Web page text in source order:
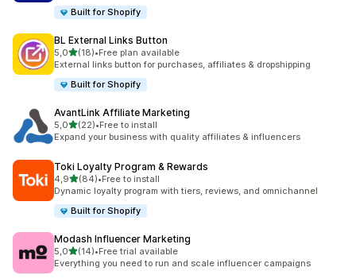
Built for Shopify
BL External Links Button
5,05 yıldız üzerinden
(18)
toplam 18 değerlendirme
•Free plan available
External links button for purchases, affiliates & dropshipping
Built for Shopify
AvantLink Affiliate Marketing
5,05 yıldız üzerinden
(22)
toplam 22 değerlendirme
•Free to install
Expand your business with quality affiliates & influencers
Toki Loyalty Program & Rewards
4,95 yıldız üzerinden
(84)
toplam 84 değerlendirme
•Free to install
Dynamic loyalty program with tiers, reviews, and omnichannel
Built for Shopify
Modash Influencer Marketing
5,05 yıldız üzerinden
(14)
toplam 14 değerlendirme
•Free trial available
Everything you need to run and scale influencer campaigns